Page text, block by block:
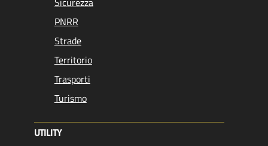
PNRR
Strade
Territorio
Trasporti
Turismo
UTILITY